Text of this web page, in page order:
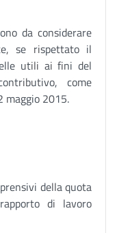
da considerare
se rispettato il
utili ai fini del
come
maggio 2015.
della quota
di lavoro